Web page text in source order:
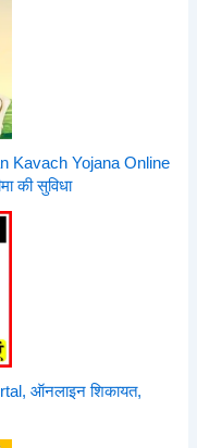
Kavach Yojana Online
की सुविधा
ऑनलाइन शिकायत,